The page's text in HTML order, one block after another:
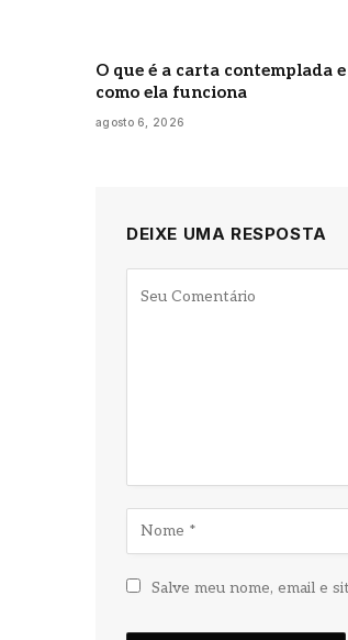
O que é a carta contemplada e
como ela funciona
agosto 6, 2026
DEIXE UMA RESPOSTA
Salve meu nome, email e